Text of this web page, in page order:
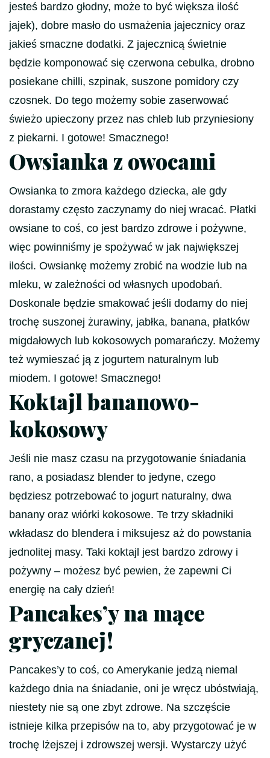
jesteś bardzo głodny, może to być większa ilość
jajek), dobre masło do usmażenia jajecznicy oraz
jakieś smaczne dodatki. Z jajecznicą świetnie
będzie komponować się czerwona cebulka, drobno
posiekane chilli, szpinak, suszone pomidory czy
czosnek. Do tego możemy sobie zaserwować
świeżo upieczony przez nas chleb lub przyniesiony
z piekarni. I gotowe! Smacznego!
Owsianka z owocami
Owsianka to zmora każdego dziecka, ale gdy
dorastamy często zaczynamy do niej wracać. Płatki
owsiane to coś, co jest bardzo zdrowe i pożywne,
więc powinniśmy je spożywać w jak największej
ilości. Owsiankę możemy zrobić na wodzie lub na
mleku, w zależności od własnych upodobań.
Doskonale będzie smakować jeśli dodamy do niej
trochę suszonej żurawiny, jabłka, banana, płatków
migdałowych lub kokosowych pomarańczy. Możemy
też wymieszać ją z jogurtem naturalnym lub
miodem. I gotowe! Smacznego!
Koktajl bananowo-
kokosowy
Jeśli nie masz czasu na przygotowanie śniadania
rano, a posiadasz blender to jedyne, czego
będziesz potrzebować to jogurt naturalny, dwa
banany oraz wiórki kokosowe. Te trzy składniki
wkładasz do blendera i miksujesz aż do powstania
jednolitej masy. Taki koktajl jest bardzo zdrowy i
pożywny – możesz być pewien, że zapewni Ci
energię na cały dzień!
Pancakes’y na mące
gryczanej!
Pancakes’y to coś, co Amerykanie jedzą niemal
każdego dnia na śniadanie, oni je wręcz ubóstwiają,
niestety nie są one zbyt zdrowe. Na szczęście
istnieje kilka przepisów na to, aby przygotować je w
trochę lżejszej i zdrowszej wersji. Wystarczy użyć